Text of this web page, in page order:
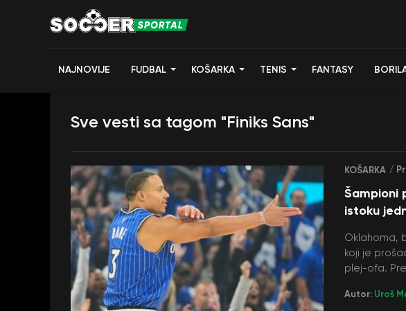
NAJNOVIJE FUDBAL KOŠARKA TENIS FANTASY
Sve vesti sa tagom "Finiks Sans"
KOŠARKA /
Šampioni
istoku
Oklahoma,
koji je
plej-ofa.
Autor: Uroš